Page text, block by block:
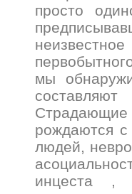
просто
мы
рождаются
людей,
инцеста ,